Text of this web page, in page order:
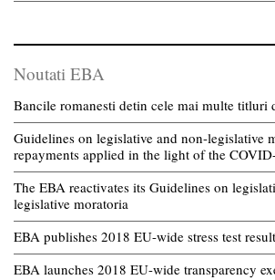
Noutati EBA
Bancile romanesti detin cele mai multe titluri
Guidelines on legislative and non-legislative
repayments applied in the light of the
The EBA reactivates its Guidelines on
legislative moratoria
EBA publishes 2018 EU-wide stress test
EBA launches 2018 EU-wide transparency